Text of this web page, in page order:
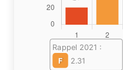
Rappel 2021 :
F
2.31